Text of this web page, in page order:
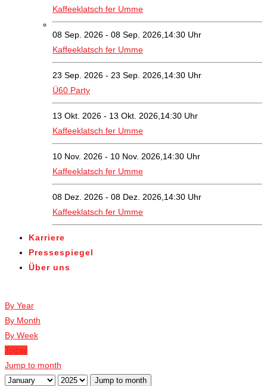
Kaffeeklatsch fer Umme
08 Sep. 2026 - 08 Sep. 2026,14:30 Uhr
Kaffeeklatsch fer Umme
23 Sep. 2026 - 23 Sep. 2026,14:30 Uhr
Ü60 Party
13 Okt. 2026 - 13 Okt. 2026,14:30 Uhr
Kaffeeklatsch fer Umme
10 Nov. 2026 - 10 Nov. 2026,14:30 Uhr
Kaffeeklatsch fer Umme
08 Dez. 2026 - 08 Dez. 2026,14:30 Uhr
Kaffeeklatsch fer Umme
Karriere
Pressespiegel
Über uns
By Year
By Month
By Week
Today
Jump to month
Jump to month